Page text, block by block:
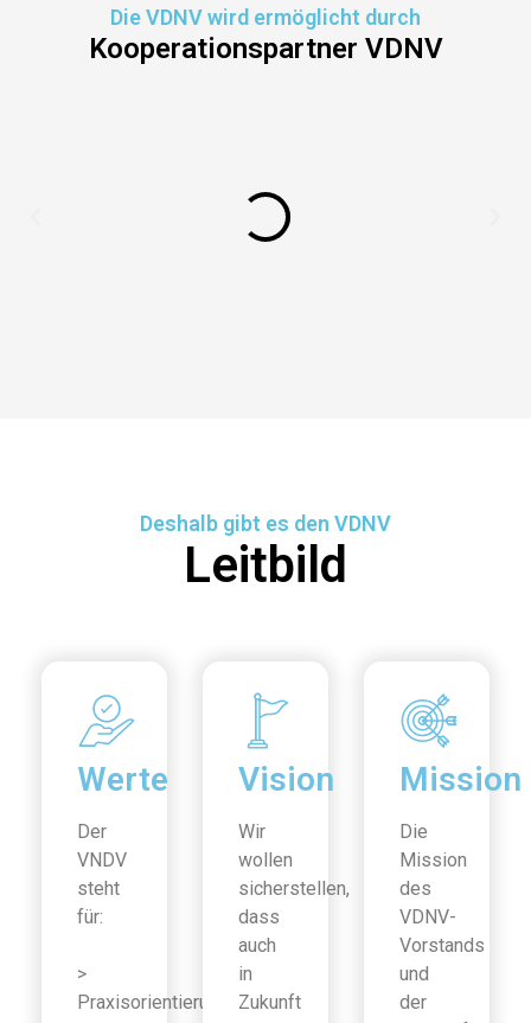
Die VDNV wird ermöglicht durch
Kooperationspartner VDNV
Deshalb gibt es den VDNV
Leitbild
Werte
Der
VNDV
steht
für:
>
Praxisorientierung
Vision
Wir
wollen
sicherstellen,
dass
auch
in
Zukunft
Mission
Die
Mission
des
VDNV-
Vorstands
und
der